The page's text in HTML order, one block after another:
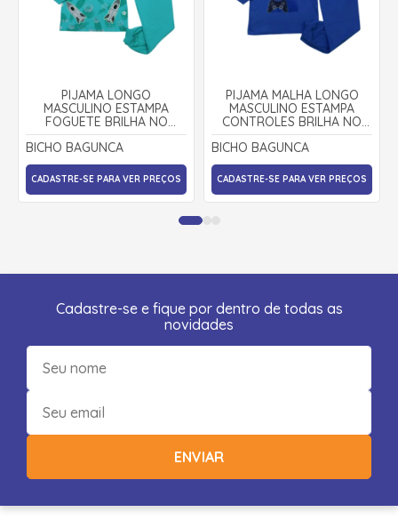
PIJAMA LONGO
MASCULINO ESTAMPA
FOGUETE BRILHA NO
ESCURO 9325 - BICHO
BAGUNÇA
BICHO BAGUNCA
CADASTRE-SE PARA VER PREÇOS
PIJAMA MALHA LONGO
MASCULINO ESTAMPA
CONTROLES BRILHA NO
ESCURO 9285 - BICHO
BAGUNÇA
BICHO BAGUNCA
CADASTRE-SE PARA VER PREÇOS
Cadastre-se e fique por dentro de todas as
novidades
ENVIAR